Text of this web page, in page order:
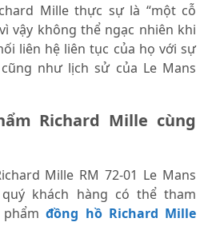
Mille thực sự là “một cỗ
vậy không thể ngạc nhiên khi
liên hệ liên tục của họ với sự
như lịch sử của Le Mans
Richard Mille cùng
Mille RM 72-01 Le Mans
quý khách hàng có thể tham
phẩmđồng hồ Richard Mille